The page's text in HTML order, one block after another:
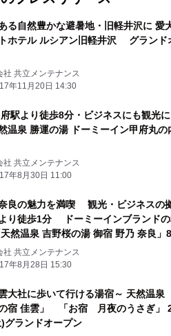
る自然豊かな避暑地・旧軽井沢に 愛
ホテル ルシアン旧軽井沢 グランド
社 共立メンテナンス
年11月20日 14:30
駅より徒歩8分・ビジネスにも観光
然温泉 勝運の湯 ドーミーイン甲府丸
社 共立メンテナンス
年8月30日 11:00
良の魅力を満喫 観光・ビジネスの
り徒歩1分 ドーミーインブランド
然温泉 吉野桜の湯 御宿 野乃 奈良」
社 共立メンテナンス
年8月28日 15:30
大社に歩いて行ける湯宿～ 天然温
宿 佳雲」 「お宿 月夜のうさぎ」
)グランドオープン